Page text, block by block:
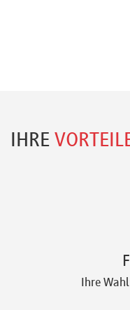
IHRE
Ihre